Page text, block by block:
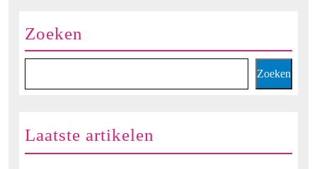
Zoeken
Zoeken
Laatste artikelen